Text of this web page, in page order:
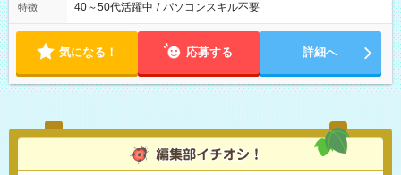
特徴 40～50代活躍中 / パソコンスキル不要
気になる！ 応募する 詳細へ